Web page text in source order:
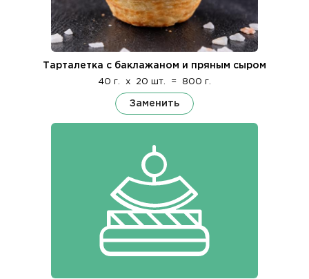
Тарталетка с баклажаном и пряным сыром
40 г. x 20 шт. = 800 г.
Заменить